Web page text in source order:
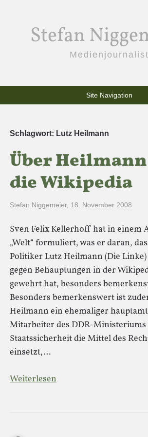
Stefan
Medienjournalist
Site Navigation
Schlagwort: Lutz Heilmann
Über
die Wikipedia
Stefan Niggemeier, 18. November 2008
Sven Felix Kellerhoff hat in einem
„Welt“ formuliert, was er daran,
Politiker Lutz Heilmann (Die
gegen Behauptungen in der
gewehrt hat, besonders
Besonders bemerkenswert ist
Heilmann ein ehemaliger
Mitarbeiter des DDR-
Staatssicherheit die Mittel des
einsetzt,…
Weiterlesen